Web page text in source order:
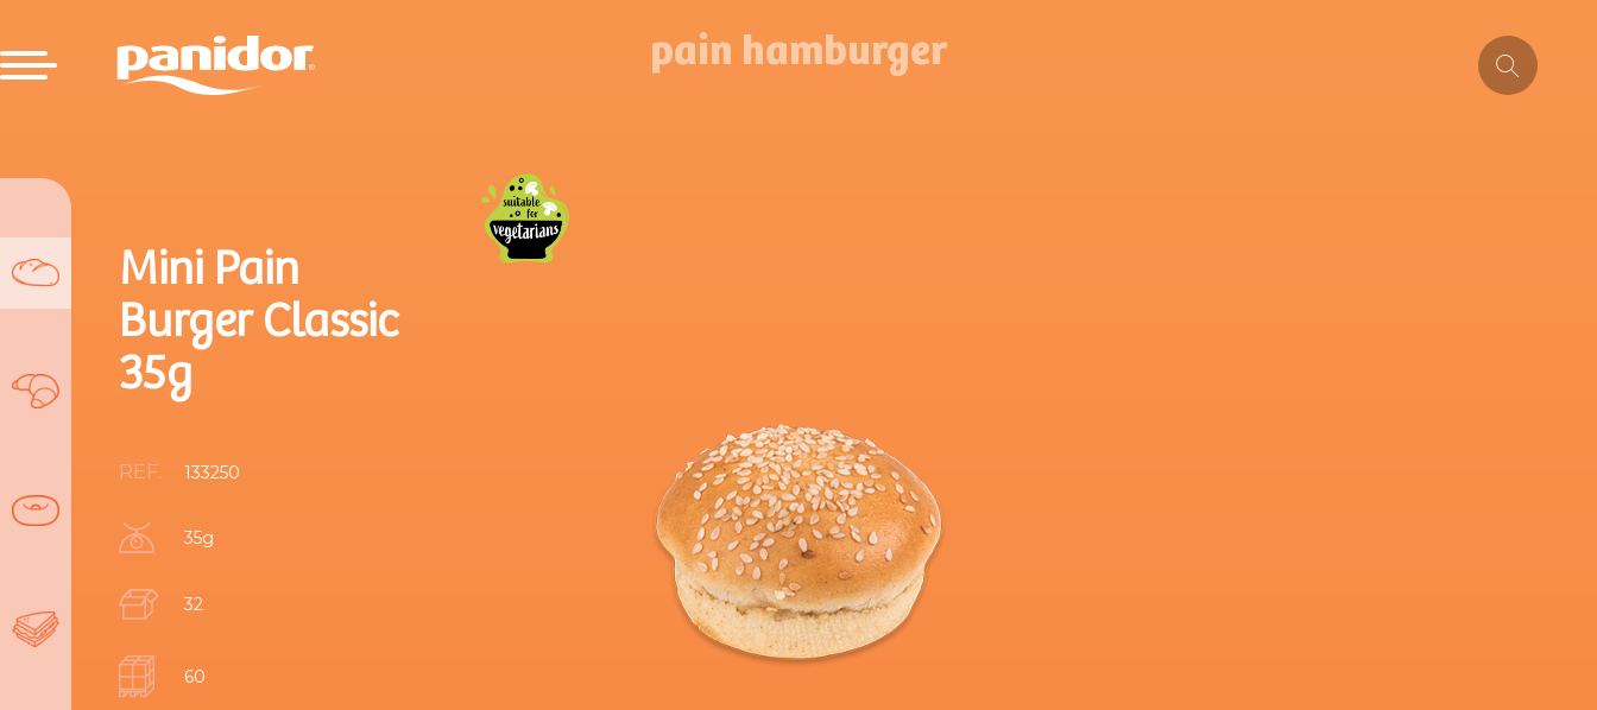
Mini Pain
Burger Classic
35g
REF. 133250
35g
32
60
pain hamburger